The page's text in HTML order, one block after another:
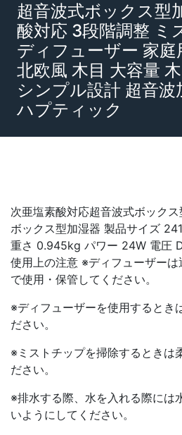
超音波式ボックス型
酸対応 3段階調整 ミ
ディフューザー 家庭
北欧風 木目 大容量
シンプル設計 超音波
ハプティック
次亜塩素酸対応超音波式ボック
ボックス型加湿器 製品サイズ
重さ 0.945kg パワー 24W 電圧
使用上の注意 ※ディフューザー
で使用・保管してください。
※ディフューザーを使用するとき
ださい。
※ミストチップを掃除するときは
ださい。
※排水する際、水を入れる際には
いようにしてください。